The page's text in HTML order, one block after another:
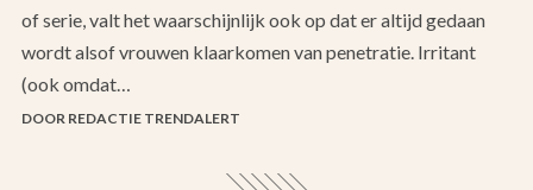
of serie, valt het waarschijnlijk ook op dat er altijd gedaan
wordt alsof vrouwen klaarkomen van penetratie. Irritant
(ook omdat…
DOOR REDACTIE TRENDALERT